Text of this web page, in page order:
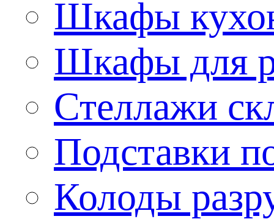
Шкафы
Шкафы для
Стеллажи
Подставки
Колоды